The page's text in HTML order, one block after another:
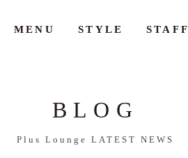
MENU STYLE STAFF
BLOG
Plus Lounge LATEST NEWS